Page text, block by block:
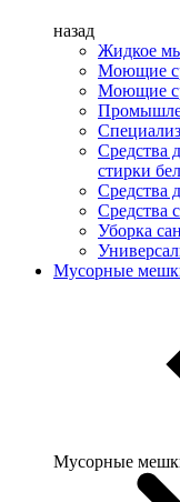
назад
Жидкое
Моющие
Моющие
Средства
стирки
Средства
Средства
Уборка
Мусорные
Мусорные